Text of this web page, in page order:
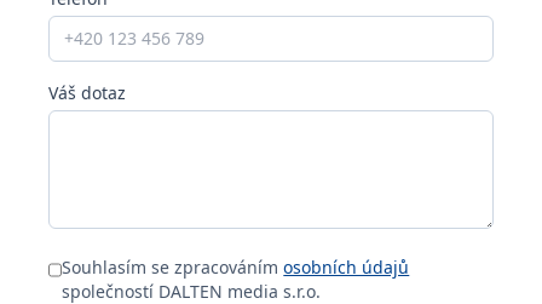
Váš dotaz
Souhlasím se zpracovánímosobních údajů
společností DALTEN media s.r.o.